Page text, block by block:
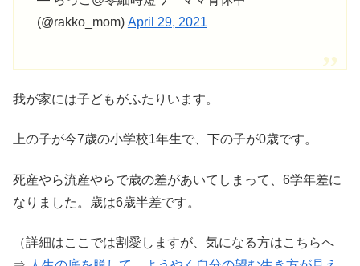
(@rakko_mom) April 29, 2021
我が家には子どもがふたりいます。
上の子が今7歳の小学校1年生で、下の子が0歳です。
死産やら流産やらで歳の差があいてしまって、6学年差に
なりました。歳は6歳半差です。
（詳細はここでは割愛しますが、気になる方はこちらへ